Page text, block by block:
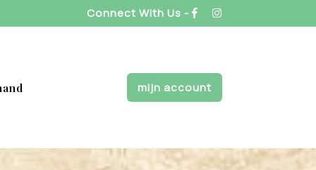
Connect With Us -
mijn account